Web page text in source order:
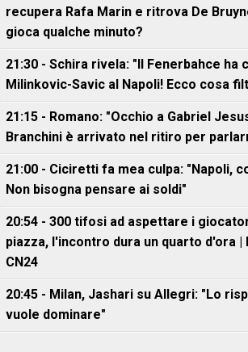
recupera Rafa Marin e ritrova De
gioca qualche minuto?
21:30 - Schira rivela: "Il Fenerbahce ha
Milinkovic-Savic al Napoli! Ecco cosa
21:15 - Romano: "Occhio a Gabriel
Branchini è arrivato nel ritiro per
21:00 - Ciciretti fa mea culpa: "Napoli,
Non bisogna pensare ai soldi"
20:54 - 300 tifosi ad aspettare i
piazza, l'incontro dura un quarto d'ora |
CN24
20:45 - Milan, Jashari su Allegri: "Lo
vuole dominare"